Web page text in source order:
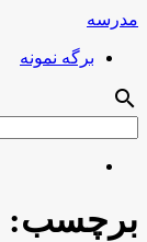
مدرسه
برگه نمونه
search
برچسب: